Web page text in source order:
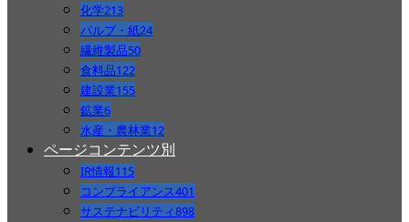
化学213
パルプ・紙24
繊維製品50
食料品122
建設業155
鉱業6
水産・農林業12
ページコンテンツ別
IR情報115
コンプライアンス401
サステナビリティ898